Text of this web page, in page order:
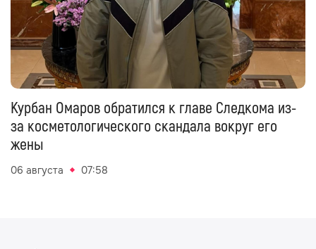
Курбан Омаров обратился к главе Следкома из-
за косметологического скандала вокруг его
жены
06 августа 07:58